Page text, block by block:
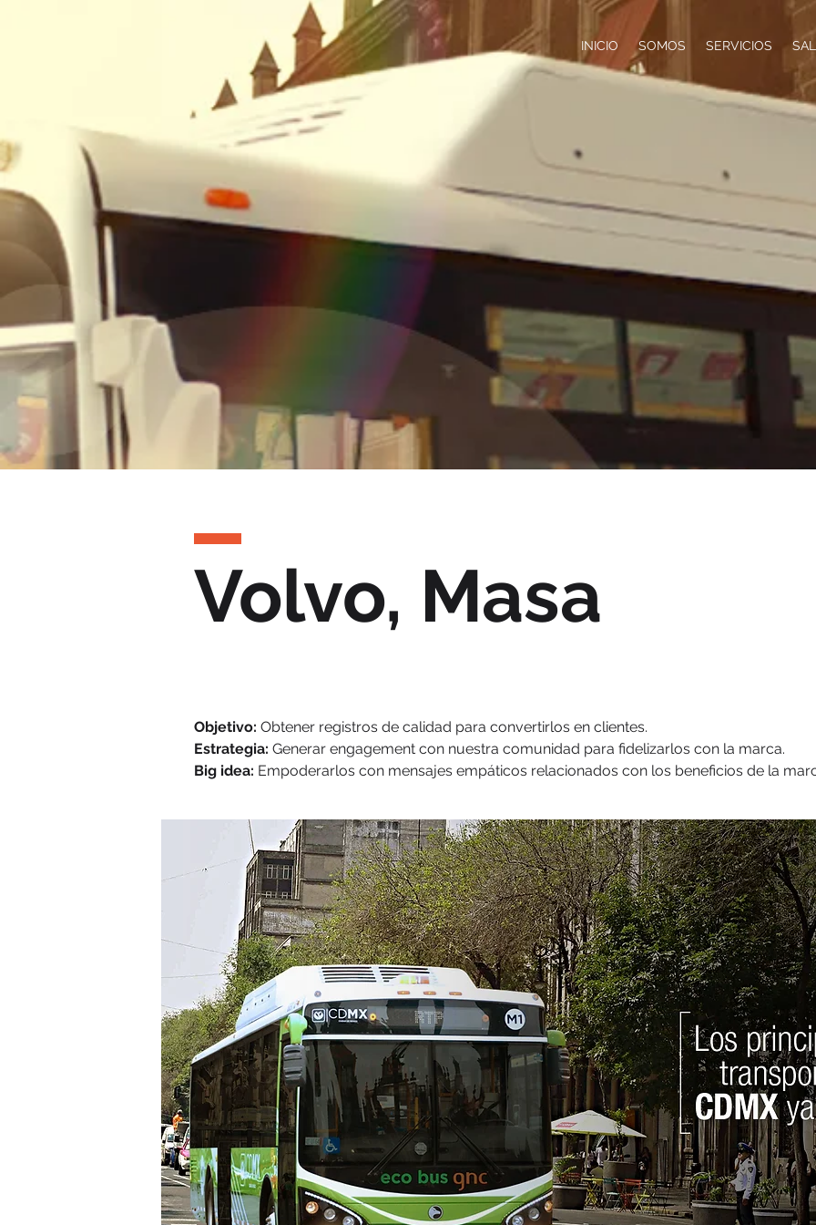
INICIO SOMOS SERVICIOS
Volvo, Masa
Objetivo: Obtener registros de calidad para convertirlos en clientes.
Estrategia: Generar engagement con nuestra comunidad para fidelizarlos con la marca.
Big idea: Empoderarlos con mensajes empáticos relacionados con los beneficios de la